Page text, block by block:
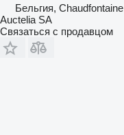
Бельгия, Chaudfontaine
Auctelia SA
Связаться с продавцом